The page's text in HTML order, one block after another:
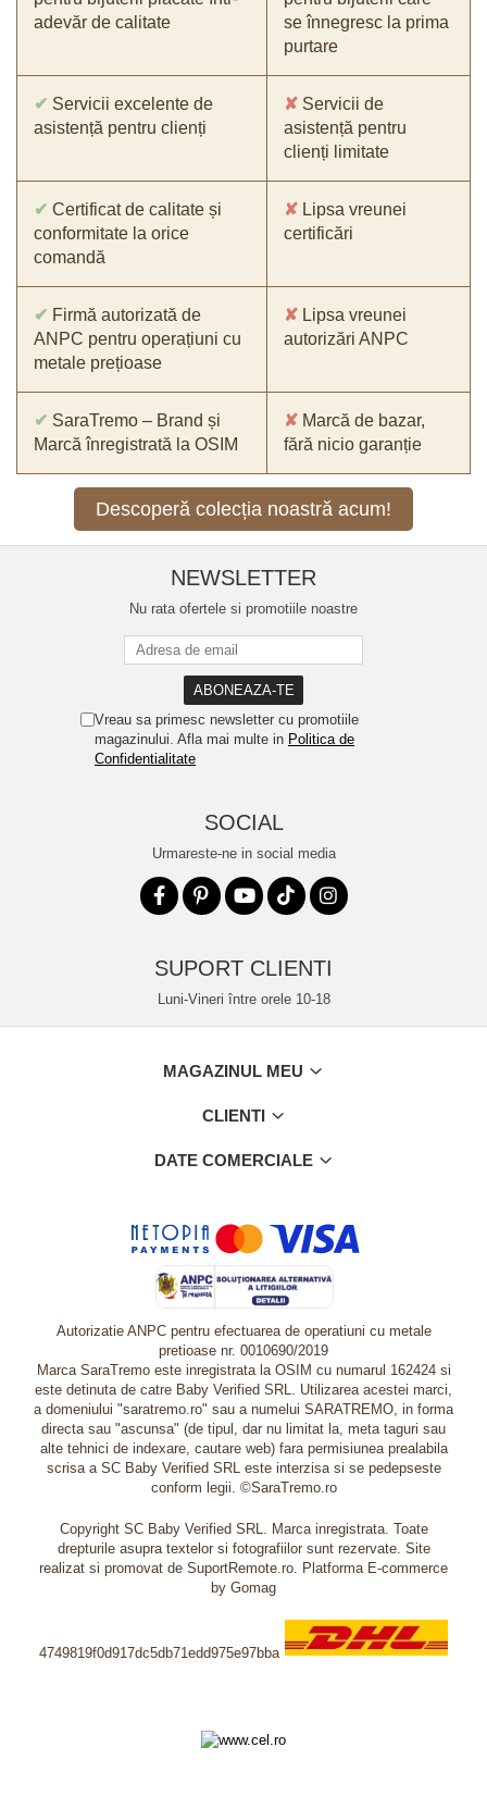
adevăr de calitate
se înnegresc la prima
purtare
✔ Servicii excelente de
asistență pentru clienți
✘ Servicii de
asistență pentru
clienți limitate
✔ Certificat de calitate și
conformitate la orice
comandă
✘ Lipsa vreunei
certificări
✔ Firmă autorizată de
ANPC pentru operațiuni cu
metale prețioase
✘ Lipsa vreunei
autorizări ANPC
✔ SaraTremo – Brand și
Marcă înregistrată la OSIM
✘ Marcă de bazar,
fără nicio garanție
Descoperă colecția noastră acum!
NEWSLETTER
Nu rata ofertele si promotiile noastre
Vreau sa primesc newsletter cu promotiile
magazinului. Afla mai multe in Politica de
Confidentialitate
SOCIAL
Urmareste-ne in social media
SUPORT CLIENTI
Luni-Vineri între orele 10-18
MAGAZINUL MEU
CLIENTI
DATE COMERCIALE
Autorizatie ANPC pentru efectuarea de operatiuni cu metale
pretioase nr. 0010690/2019
Marca SaraTremo este inregistrata la OSIM cu numarul 162424 si
este detinuta de catre Baby Verified SRL. Utilizarea acestei marci,
a domeniului "saratremo.ro" sau a numelui SARATREMO, in forma
directa sau "ascunsa" (de tipul, dar nu limitat la, meta taguri sau
alte tehnici de indexare, cautare web) fara permisiunea prealabila
scrisa a SC Baby Verified SRL este interzisa si se pedepseste
conform legii. ©SaraTremo.ro
Copyright SC Baby Verified SRL. Marca inregistrata. Toate
drepturile asupra textelor si fotografiilor sunt rezervate. Site
realizat si promovat de SuportRemote.ro. Platforma E-commerce
by Gomag
4749819f0d917dc5db71edd975e97bba